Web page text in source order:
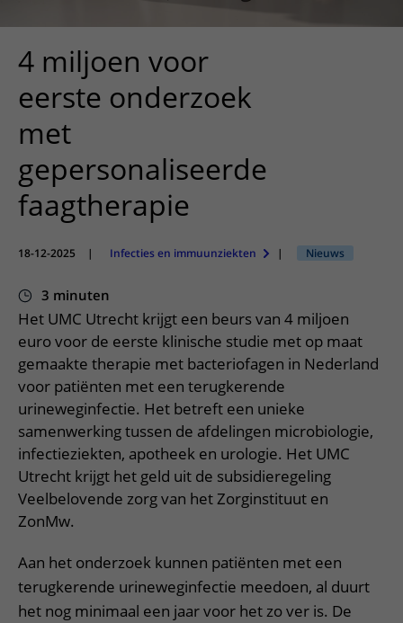
Onderzoeken en diagnostiek
Bezoektijden
Wijzigen patiëntgegevens
Mijn UMC Utrecht patiëntportaal
Bezoekregels
Kwaliteit en veiligheid
Parkeren
Wegwijs in het ziekenhuis
Contact met verpleegafdeling
Het Wilhelmina Kinderziekenhuis
Teleconsult aanvragen
Diagnostiek aanvragen
Zorgverlenersportaal
Research
Onderwijs
Werken bij het UMC Utrecht
4 miljoen voor
eerste onderzoek
met
gepersonaliseerde
faagtherapie
18-12-2025 | Infecties en immuunziekten | Nieuws
3 minuten
Het UMC Utrecht krijgt een beurs van 4 miljoen
euro voor de eerste klinische studie met op maat
gemaakte therapie met bacteriofagen in Nederland
voor patiënten met een terugkerende
urineweginfectie. Het betreft een unieke
samenwerking tussen de afdelingen microbiologie,
infectieziekten, apotheek en urologie. Het UMC
Utrecht krijgt het geld uit de subsidieregeling
Veelbelovende zorg van het Zorginstituut en
ZonMw.
Aan het onderzoek kunnen patiënten met een
terugkerende urineweginfectie meedoen, al duurt
het nog minimaal een jaar voor het zo ver is. De